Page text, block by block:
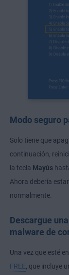
Modo seguro
Solo tiene que
continuación,
la tecla Mayús
Ahora debería
normalmente.
Descargue
malware de
Una vez que esté
FREE , que incluye